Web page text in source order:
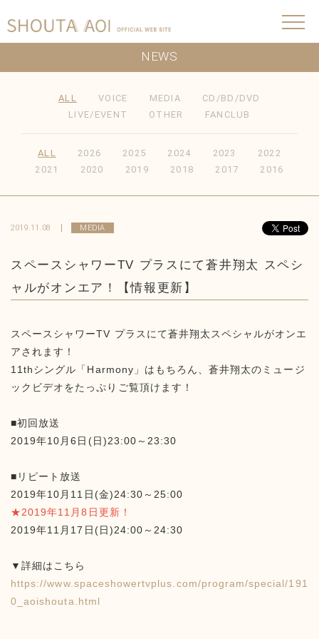
NEWS
ALL VOICE MEDIA
CD/BD/DVD
LIVE/EVENT
OTHER FANCLUB
ALL 2026 2025 2024 2023
2022
2021
2020 2019 2018 2017 2016
2019.11.08 MEDIA
スペースシャワーTV プラスにて蒼井翔太 スペシ
ャルがオンエア！【情報更新】
スペースシャワーTV プラスにて蒼井翔太スペシャルがオンエ
アされます！
11thシングル「Harmony」はもちろん、蒼井翔太のミュージ
ックビデオをたっぷりご覧頂けます！
■初回放送
2019年10月6日(日)23:00～23:30
■リピート放送
2019年10月11日(金)24:30～25:00
★2019年11月8日更新！
2019年11月17日(日)24:00～24:30
▼詳細はこちら
https://www.spaceshowertvplus.com/program/special/191
0_aoishouta.html